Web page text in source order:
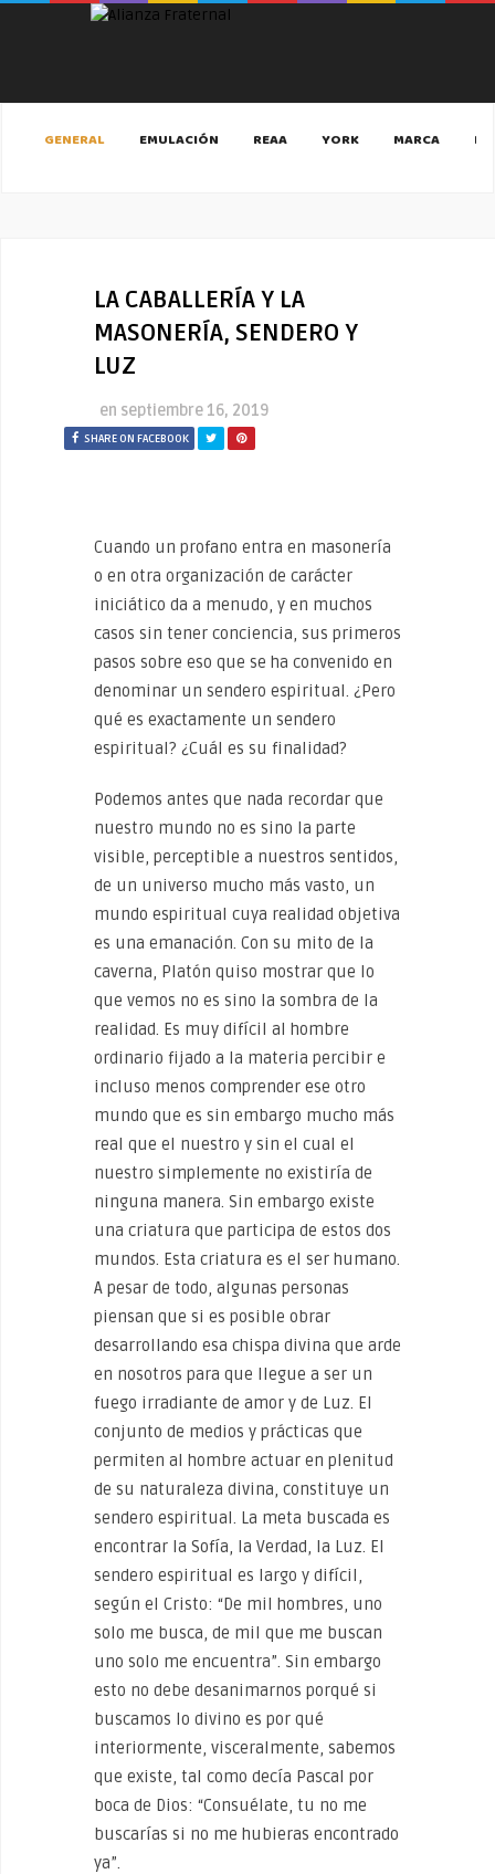
GENERAL EMULACIÓN REAA YORK MARCA
LA CABALLERÍA Y LA
MASONERÍA, SENDERO Y
LUZ
en septiembre 16, 2019
SHARE ON FACEBOOK
Cuando un profano entra en masonería
o en otra organización de carácter
iniciático da a menudo, y en muchos
casos sin tener conciencia, sus primeros
pasos sobre eso que se ha convenido en
denominar un sendero espiritual. ¿Pero
qué es exactamente un sendero
espiritual? ¿Cuál es su finalidad?
Podemos antes que nada recordar que
nuestro mundo no es sino la parte
visible, perceptible a nuestros sentidos,
de un universo mucho más vasto, un
mundo espiritual cuya realidad objetiva
es una emanación. Con su mito de la
caverna, Platón quiso mostrar que lo
que vemos no es sino la sombra de la
realidad. Es muy difícil al hombre
ordinario fijado a la materia percibir e
incluso menos comprender ese otro
mundo que es sin embargo mucho más
real que el nuestro y sin el cual el
nuestro simplemente no existiría de
ninguna manera. Sin embargo existe
una criatura que participa de estos dos
mundos. Esta criatura es el ser humano.
A pesar de todo, algunas personas
piensan que si es posible obrar
desarrollando esa chispa divina que arde
en nosotros para que llegue a ser un
fuego irradiante de amor y de Luz. El
conjunto de medios y prácticas que
permiten al hombre actuar en plenitud
de su naturaleza divina, constituye un
sendero espiritual. La meta buscada es
encontrar la Sofía, la Verdad, la Luz. El
sendero espiritual es largo y difícil,
según el Cristo: “De mil hombres, uno
solo me busca, de mil que me buscan
uno solo me encuentra”. Sin embargo
esto no debe desanimarnos porqué si
buscamos lo divino es por qué
interiormente, visceralmente, sabemos
que existe, tal como decía Pascal por
boca de Dios: “Consuélate, tu no me
buscarías si no me hubieras encontrado
ya”.